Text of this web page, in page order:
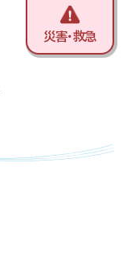
災害・救急